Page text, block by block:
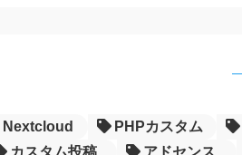
Nextcloud PHPカスタム